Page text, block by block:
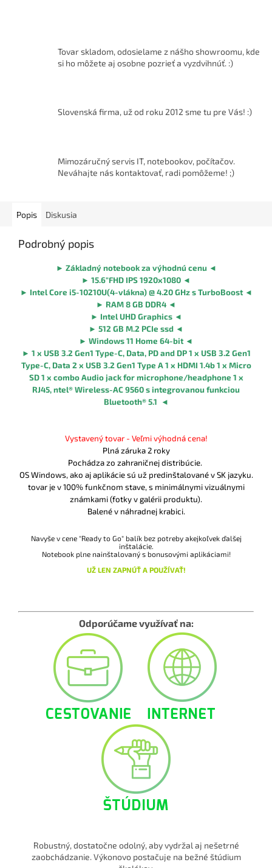
Tovar skladom, odosielame z nášho showroomu, kde
si ho môžete aj osobne pozrieť a vyzdvihnúť. :)
Slovenská firma, už od roku 2012 sme tu pre Vás! :)
Mimozáručný servis IT, notebookov, počítačov.
Neváhajte nás kontaktovať, radi pomôžeme! ;)
Popis Diskusia
Podrobný popis
► Základný notebook za výhodnú cenu ◄
► 15.6"FHD IPS 1920x1080 ◄
► Intel Core i5-10210U(4-vlákna) @ 4.20 GHz s TurboBoost ◄
► RAM 8 GB DDR4 ◄
► Intel UHD Graphics ◄
► 512 GB M.2 PCIe ssd ◄
► Windows 11 Home 64-bit ◄
► 1 x USB 3.2 Gen1 Type-C, Data, PD and DP 1 x USB 3.2 Gen1
Type-C, Data 2 x USB 3.2 Gen1 Type A 1 x HDMI 1.4b 1 x Micro
SD 1 x combo Audio jack for microphone/headphone 1 x
RJ45, ntel® Wireless-AC 9560 s integrovanou funkciou
Bluetooth® 5.1
◄
Vystavený tovar - Veľmi výhodná cena!
Plná záruka 2 roky
Pochádza zo zahraničnej distribúcie.
OS Windows, ako aj aplikácie sú už predinštalované v SK jazyku.
tovar je v 100% funkčnom stave, s minimálnymi vizuálnymi
známkami (fotky v galérii produktu).
Balené v náhradnej krabici.
Navyše v cene "Ready to Go" balík bez potreby akejkoľvek ďalšej
inštalácie.
Notebook plne nainštalovaný s bonusovými aplikáciami!
UŽ LEN ZAPNÚŤ A POUŽÍVAŤ!
Odporúčame využívať na:
Robustný, dostatočne odolný, aby vydržal aj nešetrné
zaobchádzanie. Výkonovo postačuje na bežné štúdium